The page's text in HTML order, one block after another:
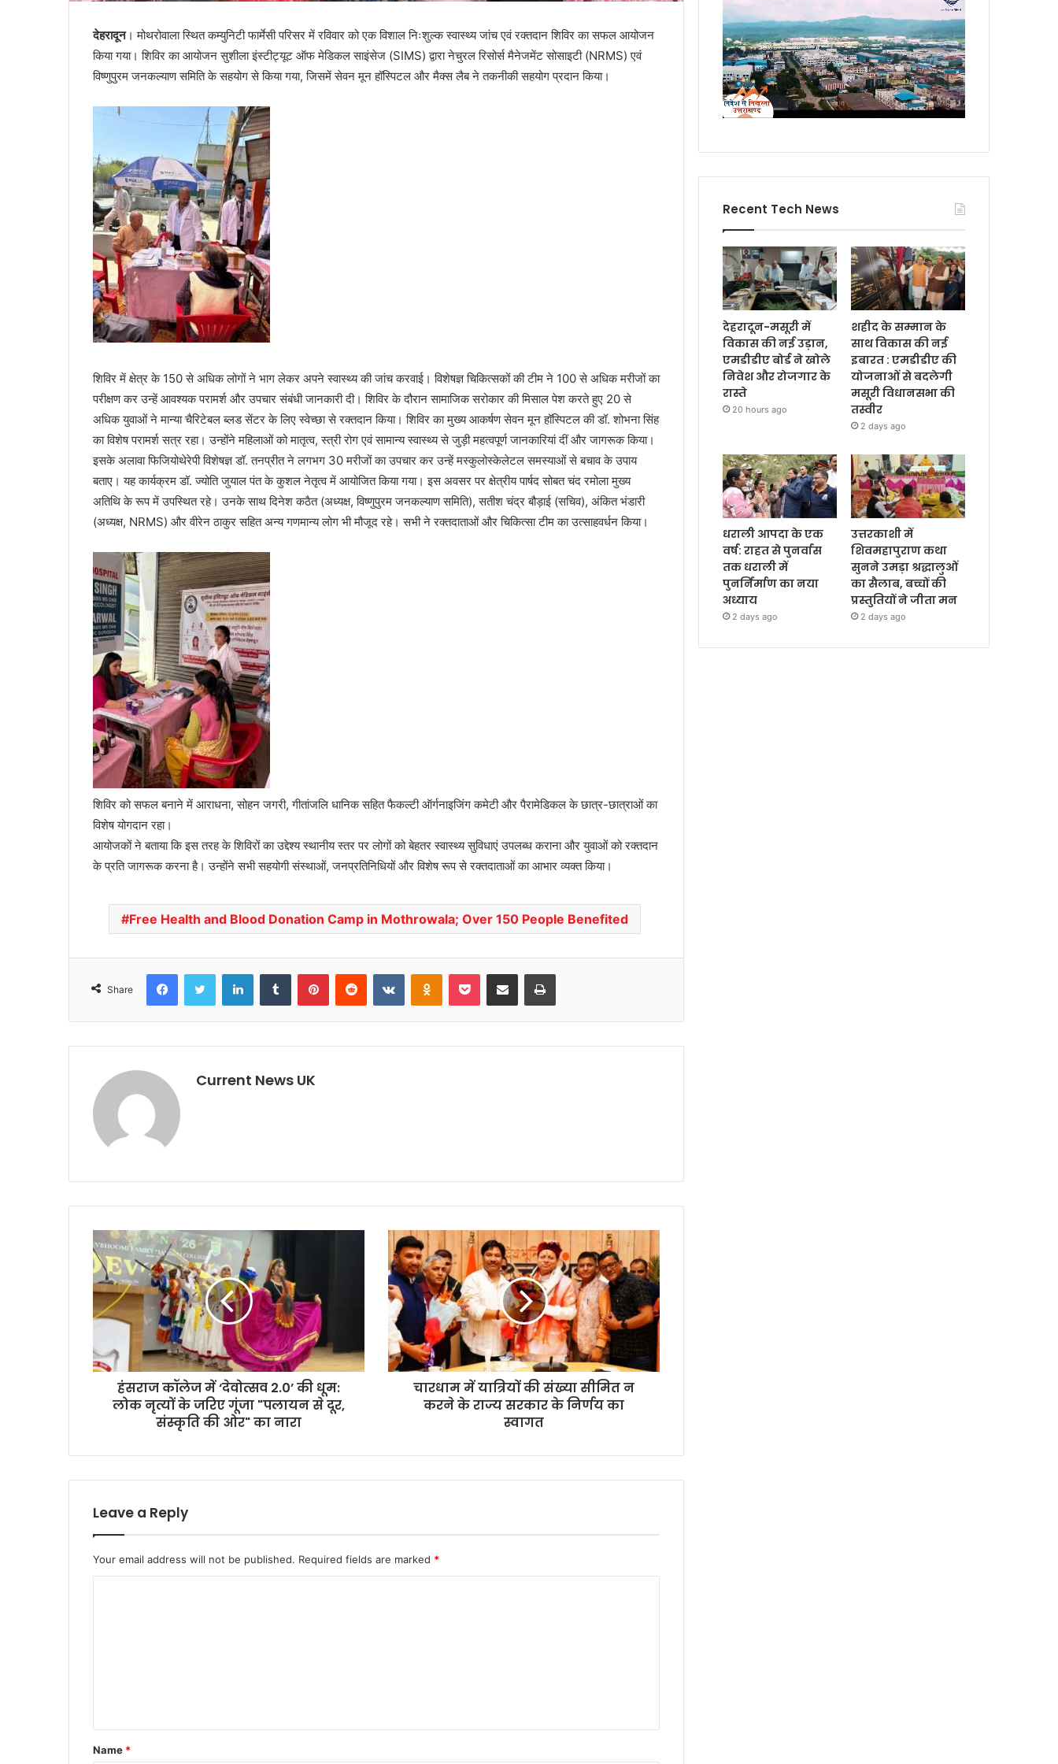
देहरादून। मोथरोवाला स्थित कम्युनिटी फार्मेसी परिसर में रविवार को एक विशाल निःशुल्क स्वास्थ्य जांच एवं रक्तदान शिविर का सफल आयोजन
किया गया। शिविर का आयोजन सुशीला इंस्टीट्यूट ऑफ मेडिकल साइंसेज (SIMS) द्वारा नेचुरल रिसोर्स मैनेजमेंट सोसाइटी (NRMS) एवं
विष्णुपुरम जनकल्याण समिति के सहयोग से किया गया, जिसमें सेवन मून हॉस्पिटल और मैक्स लैब ने तकनीकी सहयोग प्रदान किया।
शिविर में क्षेत्र के 150 से अधिक लोगों ने भाग लेकर अपने स्वास्थ्य की जांच करवाई। विशेषज्ञ चिकित्सकों की टीम ने 100 से अधिक मरीजों का
परीक्षण कर उन्हें आवश्यक परामर्श और उपचार संबंधी जानकारी दी। शिविर के दौरान सामाजिक सरोकार की मिसाल पेश करते हुए 20 से
अधिक युवाओं ने मान्या चैरिटेबल ब्लड सेंटर के लिए स्वेच्छा से रक्तदान किया। शिविर का मुख्य आकर्षण सेवन मून हॉस्पिटल की डॉ. शोभना सिंह
का विशेष परामर्श सत्र रहा। उन्होंने महिलाओं को मातृत्व, स्त्री रोग एवं सामान्य स्वास्थ्य से जुड़ी महत्वपूर्ण जानकारियां दीं और जागरूक किया।
इसके अलावा फिजियोथेरेपी विशेषज्ञ डॉ. तनप्रीत ने लगभग 30 मरीजों का उपचार कर उन्हें मस्कुलोस्केलेटल समस्याओं से बचाव के उपाय
बताए। यह कार्यक्रम डॉ. ज्योति जुयाल पंत के कुशल नेतृत्व में आयोजित किया गया। इस अवसर पर क्षेत्रीय पार्षद सोबत चंद रमोला मुख्य
अतिथि के रूप में उपस्थित रहे। उनके साथ दिनेश कठैत (अध्यक्ष, विष्णुपुरम जनकल्याण समिति), सतीश चंद्र बौड़ाई (सचिव), अंकित भंडारी
(अध्यक्ष, NRMS) और वीरेन ठाकुर सहित अन्य गणमान्य लोग भी मौजूद रहे। सभी ने रक्तदाताओं और चिकित्सा टीम का उत्साहवर्धन किया।
शिविर को सफल बनाने में आराधना, सोहन जगरी, गीतांजलि धानिक सहित फैकल्टी ऑर्गनाइजिंग कमेटी और पैरामेडिकल के छात्र-छात्राओं का
विशेष योगदान रहा।
आयोजकों ने बताया कि इस तरह के शिविरों का उद्देश्य स्थानीय स्तर पर लोगों को बेहतर स्वास्थ्य सुविधाएं उपलब्ध कराना और युवाओं को रक्तदान
के प्रति जागरूक करना है। उन्होंने सभी सहयोगी संस्थाओं, जनप्रतिनिधियों और विशेष रूप से रक्तदाताओं का आभार व्यक्त किया।
Free Health and Blood Donation Camp in Mothrowala; Over 150 People Benefited
Share
Current News UK
हंसराज कॉलेज में ‘देवोत्सव 2.0’ की धूम:
लोक नृत्यों के जरिए गूंजा "पलायन से दूर,
संस्कृति की ओर" का नारा
चारधाम में यात्रियों की संख्या सीमित न
करने के राज्य सरकार के निर्णय का
स्वागत
Leave a Reply
Your email address will not be published. Required fields are marked *
t
*
Name *
Recent Tech News
देहरादून-मसूरी में
विकास की नई उड़ान,
एमडीडीए बोर्ड ने खोले
निवेश और रोजगार के
रास्ते
20 hours ago
शहीद के सम्मान के
साथ विकास की नई
इबारत : एमडीडीए की
योजनाओं से बदलेगी
मसूरी विधानसभा की
तस्वीर
2 days ago
धराली आपदा के एक
वर्ष: राहत से पुनर्वास
तक धराली में
पुनर्निर्माण का नया
अध्याय
2 days ago
उत्तरकाशी में
शिवमहापुराण कथा
सुनने उमड़ा श्रद्धालुओं
का सैलाब, बच्चों की
प्रस्तुतियों ने जीता मन
2 days ago